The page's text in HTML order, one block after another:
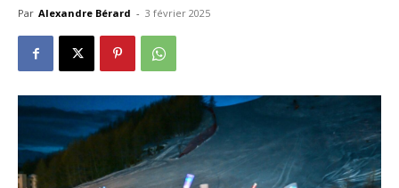
Par Alexandre Bérard - 3 février 2025